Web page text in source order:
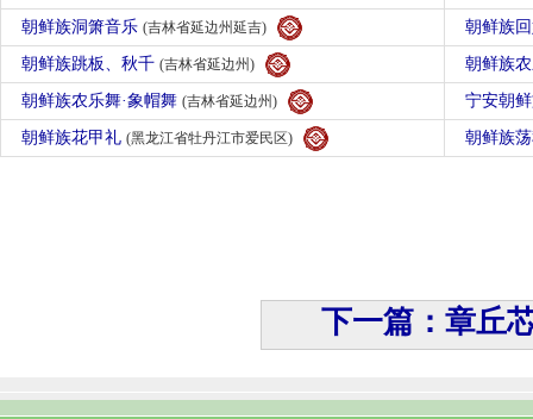
朝鲜族洞箫音乐 (吉林省延边州延吉) 朝鲜族
朝鲜族跳板、秋千 (吉林省延边州) 朝鲜族
朝鲜族农乐舞·象帽舞 (吉林省延边州) 宁安朝
朝鲜族花甲礼 (黑龙江省牡丹江市爱民区) 朝鲜族
下一篇：章丘